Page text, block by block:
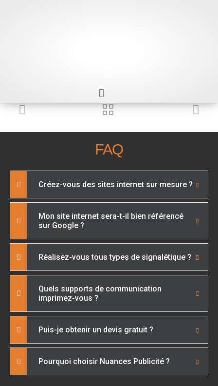
FAQ
Créez-vous des sites internet sur mesure ?
Mon site internet sera-t-il bien référencé
sur Google ?
Réalisez-vous tous types de signalétique ?
Quels supports de communication
imprimez-vous ?
Puis-je obtenir un devis gratuit ?
Pourquoi choisir Nuances Publicité ?